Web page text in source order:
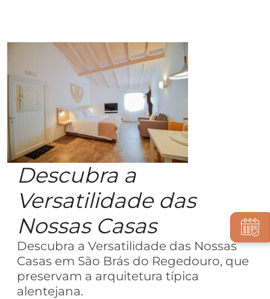
Descubra a
Versatilidade das
Nossas Casas
Descubra a Versatilidade das Nossas
Casas em São Brás do Regedouro, que
preservam a arquitetura típica
alentejana.